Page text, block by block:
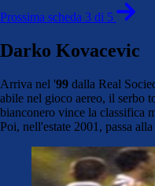
Prossima scheda 3 di 5
Darko Kovacevic
Arriva nel '99 dalla Real
abile nel gioco aereo, il serbo
bianconero vince la classifica
Poi, nell'estate 2001, passa